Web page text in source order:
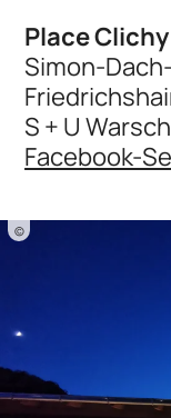
Place Clichy
Simon-
S + U
Facebook-
©